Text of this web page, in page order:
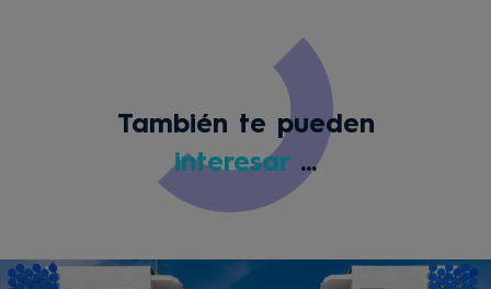
También te pueden
interesar ...